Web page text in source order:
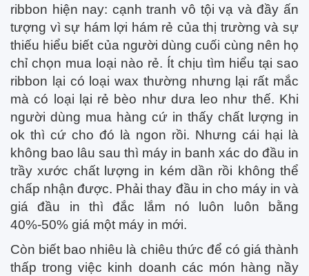
ribbon hiện nay: cạnh tranh vô tội vạ và đầy ấn
tượng vì sự hám lợi hám rẻ của thị trường và sự
thiếu hiểu biết của người dùng cuối cùng nên họ
chỉ chọn mua loại nào rẻ. Ít chịu tìm hiểu tại sao
ribbon lại có loại wax thường nhưng lại rất mắc
mà có loại lại rẻ bèo như dưa leo như thế. Khi
người dùng mua hàng cứ in thấy chất lượng in
ok thì cứ cho đó là ngon rồi. Nhưng cái hại là
không bao lâu sau thì máy in banh xác do đầu in
trầy xước chất lượng in kém dần rồi không thể
chấp nhận được. Phải thay đầu in cho máy in và
giá đầu in thì đắc lắm nó luôn luôn bằng
40%-50% giá một máy in mới.
Còn biết bao nhiêu là chiêu thức để có giá thành
thấp trong việc kinh doanh các món hàng nầy